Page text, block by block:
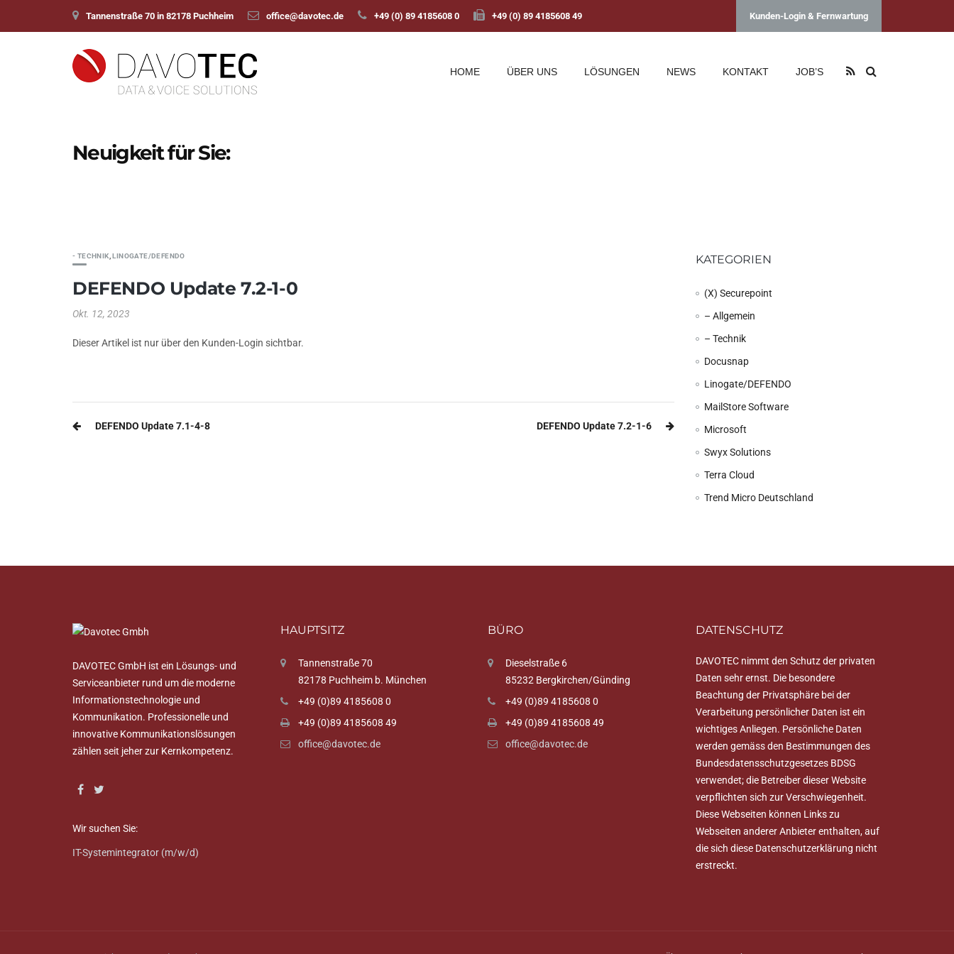
Tannenstraße 70 in 82178 Puchheim office@davotec.de +49 (0) 89 4185608 0 +49 (0) 89 4185608 49 Kunden-Login & Fernwartung
HOME ÜBER UNS LÖSUNGEN NEWS KONTAKT JOB’S
Neuigkeit für Sie:
- TECHNIK ,LINOGATE/DEFENDO
DEFENDO Update 7.2-1-0
Okt. 12, 2023
Dieser Artikel ist nur über den Kunden-Login sichtbar.
Beitragsnavigation
DEFENDO Update 7.1-4-8 DEFENDO Update 7.2-1-6
KATEGORIEN
(X) Securepoint
– Allgemein
– Technik
Docusnap
Linogate/DEFENDO
MailStore Software
Microsoft
Swyx Solutions
Terra Cloud
Trend Micro Deutschland
DAVOTEC GmbH ist ein Lösungs- und
Serviceanbieter rund um die moderne
Informationstechnologie und
Kommunikation. Professionelle und
innovative Kommunikationslösungen
zählen seit jeher zur Kernkompetenz.
Wir suchen Sie:
IT-Systemintegrator (m/w/d)
HAUPTSITZ
Tannenstraße 70
82178 Puchheim b. München
+49 (0)89 4185608 0
+49 (0)89 4185608 49
office@davotec.de
BÜRO
Dieselstraße 6
85232 Bergkirchen/Günding
+49 (0)89 4185608 0
+49 (0)89 4185608 49
office@davotec.de
DATENSCHUTZ
DAVOTEC nimmt den Schutz der privaten
Daten sehr ernst. Die besondere
Beachtung der Privatsphäre bei der
Verarbeitung persönlicher Daten ist ein
wichtiges Anliegen. Persönliche Daten
werden gemäss den Bestimmungen des
Bundesdatensschutzgesetzes BDSG
verwendet; die Betreiber dieser Website
verpflichten sich zur Verschwiegenheit.
Diese Webseiten können Links zu
Webseiten anderer Anbieter enthalten, auf
die sich diese Datenschutzerklärung nicht
erstreckt.